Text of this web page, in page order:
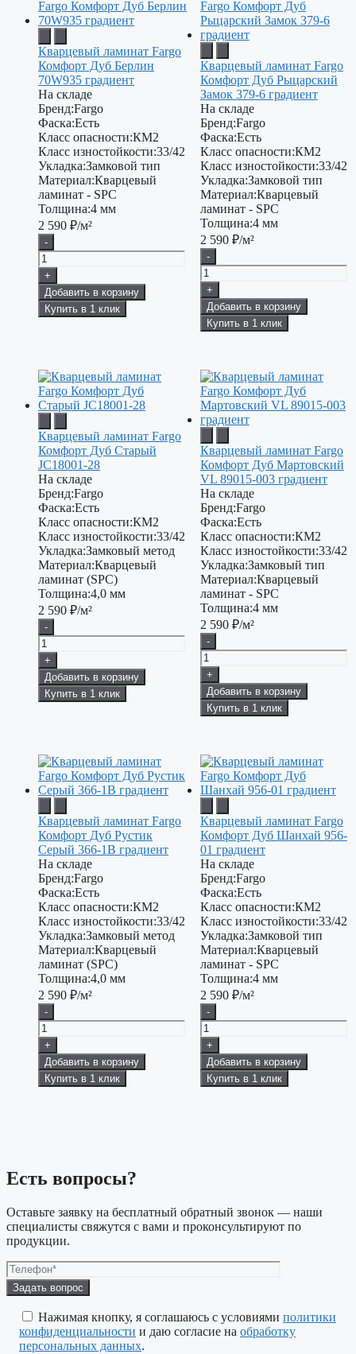
Кварцевый ламинат Fargo
Комфорт Дуб Берлин
70W935 градиент
На складе
Бренд:Fargo
Фаска:Есть
Класс опасности:КМ2
Класс изностойкости:33/42
Укладка:Замковой тип
Материал:Кварцевый
ламинат - SPC
Толщина:4 мм
2 590 ₽/м²
-
+
Добавить в корзину
Купить в 1 клик
Кварцевый ламинат Fargo
Комфорт Дуб Рыцарский
Замок 379-6 градиент
На складе
Бренд:Fargo
Фаска:Есть
Класс опасности:КМ2
Класс изностойкости:33/42
Укладка:Замковой тип
Материал:Кварцевый
ламинат - SPC
Толщина:4 мм
2 590 ₽/м²
-
+
Добавить в корзину
Купить в 1 клик
Кварцевый ламинат Fargo
Комфорт Дуб Старый
JC18001-28
На складе
Бренд:Fargo
Фаска:Есть
Класс опасности:КМ2
Класс изностойкости:33/42
Укладка:Замковый метод
Материал:Кварцевый
ламинат (SPC)
Толщина:4,0 мм
2 590 ₽/м²
-
+
Добавить в корзину
Купить в 1 клик
Кварцевый ламинат Fargo
Комфорт Дуб Мартовский
VL 89015-003 градиент
На складе
Бренд:Fargo
Фаска:Есть
Класс опасности:КМ2
Класс изностойкости:33/42
Укладка:Замковый тип
Материал:Кварцевый
ламинат - SPC
Толщина:4 мм
2 590 ₽/м²
-
+
Добавить в корзину
Купить в 1 клик
Кварцевый ламинат Fargo
Комфорт Дуб Рустик
Серый 366-1В градиент
На складе
Бренд:Fargo
Фаска:Есть
Класс опасности:КМ2
Класс изностойкости:33/42
Укладка:Замковый метод
Материал:Кварцевый
ламинат (SPC)
Толщина:4,0 мм
2 590 ₽/м²
-
+
Добавить в корзину
Купить в 1 клик
Кварцевый ламинат Fargo
Комфорт Дуб Шанхай 956-
01 градиент
На складе
Бренд:Fargo
Фаска:Есть
Класс опасности:КМ2
Класс изностойкости:33/42
Укладка:Замковой тип
Материал:Кварцевый
ламинат - SPC
Толщина:4 мм
2 590 ₽/м²
-
+
Добавить в корзину
Купить в 1 клик
Есть вопросы?
Оставьте заявку на бесплатный обратный звонок — наши
специалисты свяжутся с вами и проконсультируют по
продукции.
Оставьте
это
поле
пустым.
Нажимая кнопку, я соглашаюсь с условиями политики
конфиденциальности и даю согласие на обработку
персональных данных.